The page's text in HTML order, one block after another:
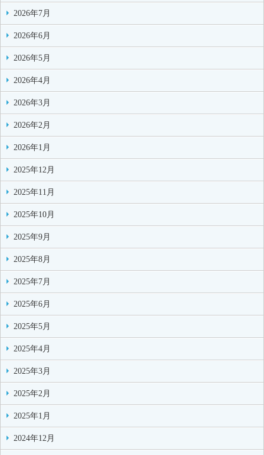
2026年7月
2026年6月
2026年5月
2026年4月
2026年3月
2026年2月
2026年1月
2025年12月
2025年11月
2025年10月
2025年9月
2025年8月
2025年7月
2025年6月
2025年5月
2025年4月
2025年3月
2025年2月
2025年1月
2024年12月